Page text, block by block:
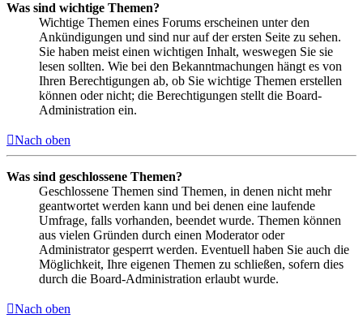
Was sind wichtige Themen?
Wichtige Themen eines Forums erscheinen unter den
Ankündigungen und sind nur auf der ersten Seite zu sehen.
Sie haben meist einen wichtigen Inhalt, weswegen Sie sie
lesen sollten. Wie bei den Bekanntmachungen hängt es von
Ihren Berechtigungen ab, ob Sie wichtige Themen erstellen
können oder nicht; die Berechtigungen stellt die Board-
Administration ein.
Nach oben
Was sind geschlossene Themen?
Geschlossene Themen sind Themen, in denen nicht mehr
geantwortet werden kann und bei denen eine laufende
Umfrage, falls vorhanden, beendet wurde. Themen können
aus vielen Gründen durch einen Moderator oder
Administrator gesperrt werden. Eventuell haben Sie auch die
Möglichkeit, Ihre eigenen Themen zu schließen, sofern dies
durch die Board-Administration erlaubt wurde.
Nach oben